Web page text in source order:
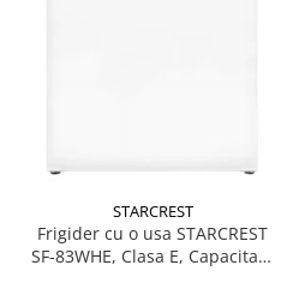
STARCREST
Frigider cu o usa STARCREST
SF-83WHE, Clasa E, Capacitate